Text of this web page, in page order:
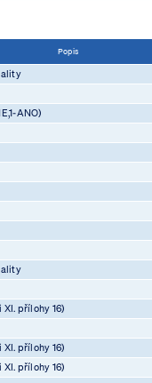
Popis
ANO)
přílohy 16)
přílohy 16)
přílohy 16)